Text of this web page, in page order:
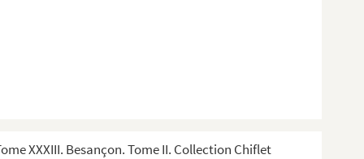
XXXIII. Besançon. Tome II. Collection Chiflet